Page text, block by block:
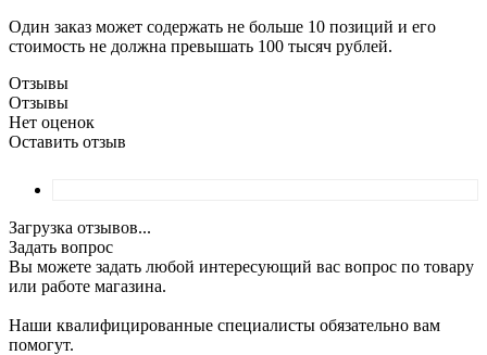
Один заказ может содержать не больше 10 позиций и его
стоимость не должна превышать 100 тысяч рублей.
Отзывы
Отзывы
Нет оценок
Оставить отзыв
Загрузка отзывов...
Задать вопрос
Вы можете задать любой интересующий вас вопрос по товару
или работе магазина.
Наши квалифицированные специалисты обязательно вам
помогут.